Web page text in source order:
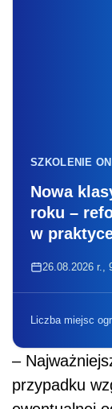
SZKOLENIE
Nowa
roku –
w
26.08.2026 r.,
Liczba miejsc
–
przypadku